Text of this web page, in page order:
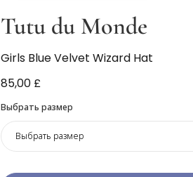
Tutu du Monde
Girls Blue Velvet Wizard Hat
85,00 £
Выбрать размер
Выбрать размер